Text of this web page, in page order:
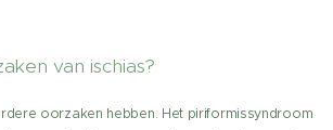
van ischias?
oorzaken hebben. Het piriformissyndroom